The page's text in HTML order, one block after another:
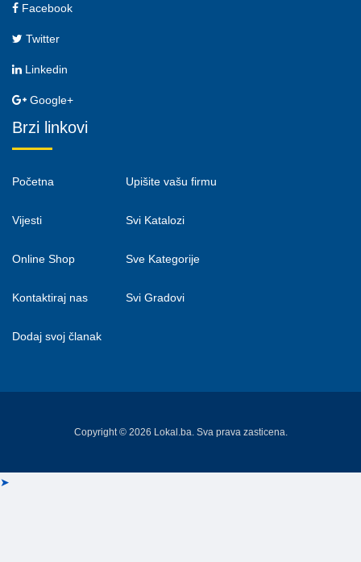
Facebook
Twitter
Linkedin
Google+
Brzi linkovi
Početna
Vijesti
Online Shop
Kontaktiraj nas
Dodaj svoj članak
Upišite vašu firmu
Svi Katalozi
Sve Kategorije
Svi Gradovi
Copyright © 2026 Lokal.ba. Sva prava zasticena.
➤